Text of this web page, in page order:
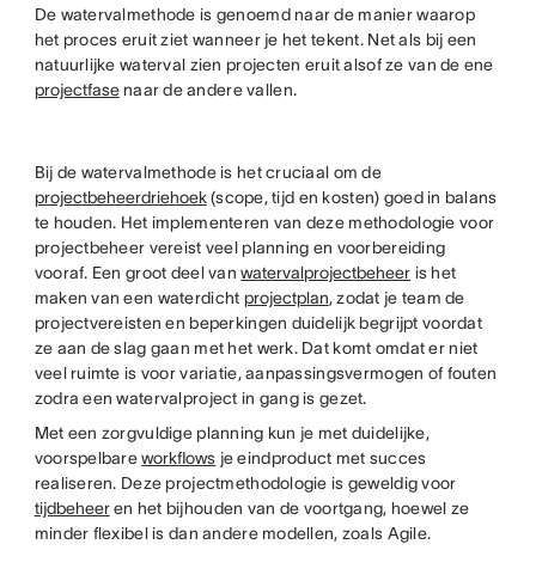
De watervalmethode is genoemd naar de manier waarop
het proces eruit ziet wanneer je het tekent. Net als bij een
natuurlijke waterval zien projecten eruit alsof ze van de ene
projectfasenaar de andere vallen.
Bij de watervalmethode is het cruciaal om de
projectbeheerdriehoek(scope, tijd en kosten) goed in balans
te houden. Het implementeren van deze methodologie voor
projectbeheer vereist veel planning en voorbereiding
vooraf. Een groot deel vanwatervalprojectbeheer is het
maken van een waterdicht projectplan, zodat je team de
projectvereisten en beperkingen duidelijk begrijpt voordat
ze aan de slag gaan met het werk. Dat komt omdat er niet
veel ruimte is voor variatie, aanpassingsvermogen of fouten
zodra een watervalproject in gang is gezet.
Met een zorgvuldige planning kun je met duidelijke,
voorspelbareworkflows je eindproduct met succes
realiseren. Deze projectmethodologie is geweldig voor
tijdbeheeren het bijhouden van de voortgang, hoewel ze
minder flexibel is dan andere modellen, zoals Agile.